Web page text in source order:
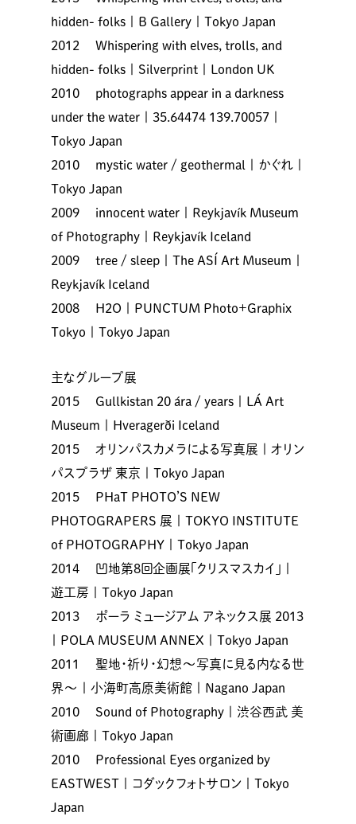
hidden- folks | B Gallery | Tokyo Japan
2012 Whispering with elves, trolls, and
hidden- folks | Silverprint | London UK
2010 photographs appear in a darkness
under the water | 35.64474 139.70057 |
Tokyo Japan
2010 mystic water / geothermal | かぐれ |
Tokyo Japan
2009 innocent water | Reykjavík Museum
of Photography | Reykjavík Iceland
2009 tree / sleep | The ASÍ Art Museum |
Reykjavík Iceland
2008 H2O | PUNCTUM Photo+Graphix
Tokyo | Tokyo Japan
主なグループ展
2015 Gullkistan 20 ára / years | LÁ Art
Museum | Hveragerði Iceland
2015 オリンパスカメラによる写真展 | オリン
パスプラザ 東京 | Tokyo Japan
2015 PHaT PHOTO’S NEW
PHOTOGRAPERS 展 | TOKYO INSTITUTE
of PHOTOGRAPHY | Tokyo Japan
2014 凹地第8回企画展「クリスマスカイ」 |
遊工房 | Tokyo Japan
2013 ポーラ ミュージアム アネックス展 2013
| POLA MUSEUM ANNEX | Tokyo Japan
2011 聖地・祈り・幻想～写真に見る内なる世
界～ | 小海町高原美術館 | Nagano Japan
2010 Sound of Photography | 渋谷西武 美
術画廊 | Tokyo Japan
2010 Professional Eyes organized by
EASTWEST | コダックフォトサロン | Tokyo
Japan